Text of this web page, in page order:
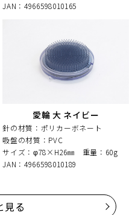
JAN：4966598010165
愛輪 大 ネイビー
針の材質：ポリカーボネート
吸盤の材質：PVC
サイズ：φ78×H26㎜
重量：60g
JAN：4966598010189
見る